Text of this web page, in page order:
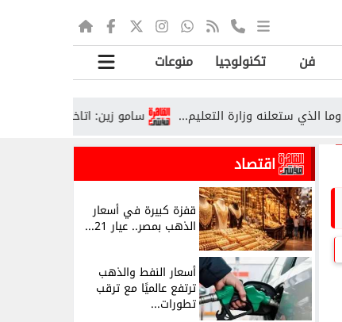
فن تكنولوجيا منوعات
سامو زين: اتاخد مني 20 أغنية.. وبقيت أسجلها قانونيًا قبل ما أشتغل...
اقتصاد
قفزة كبيرة في أسعار
الذهب بمصر.. عيار 21...
أسعار النفط والذهب
ترتفع عالميًا مع ترقب
تطورات...